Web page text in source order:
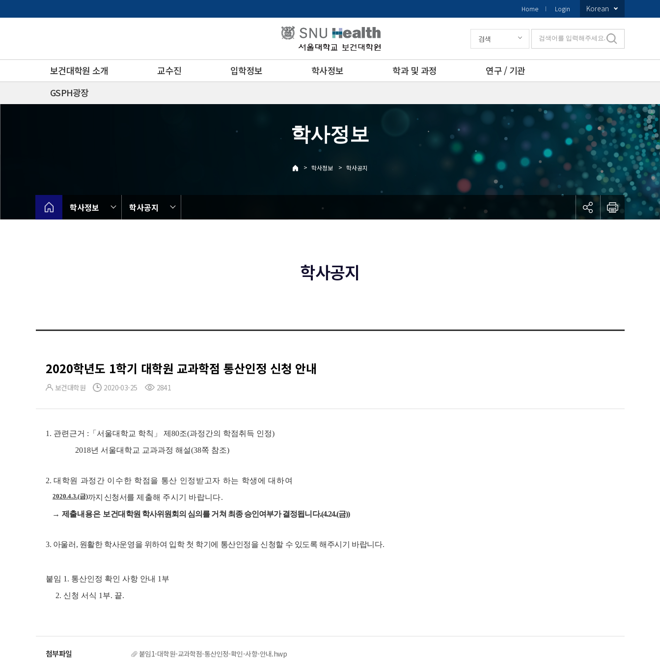
로
Home Login Korean
보건대학원 소개 교수진 입학정보 학사정보 학과 및 과정
연구 / 기관
GSPH광장
검색 검색어를 입력해주세요.
학사정보
> 학사정보 > 학사공지
학사정보 학사공지
학사공지
2020학년도 1학기 대학원 교과학점 통산인정 신청 안내
보건대학원 2020-03-25 2841
1. 관련근거 : 「 서울대학교 학칙 」 제 80조(과정간의 학점취득 인정)
2018년 서울대학교 교과과정 해설(38쪽 참조)
2. 대학원 과정간 이수한 학점을 통산 인정받고자 하는 학생에 대하여
2020.4.3.(금)까지 신청서를 제출해 주시기 바랍니다.
→ 제출내용은 보건대학원 학사위원회의 심의를 거쳐 최종 승인여부가 결정됩니다.(4.24.(금))
3. 아울러 , 원활한 학사운영을 위하여 입학 첫 학기에 통산인정을 신청할 수 있도록 해주시기 바랍니다.
붙임 1. 통산인정 확인 사항 안내 1 부
2. 신청 서식 1 부. 끝.
붙임1-대학원-교과학점-통산인정-확인-사항-안내.hwp